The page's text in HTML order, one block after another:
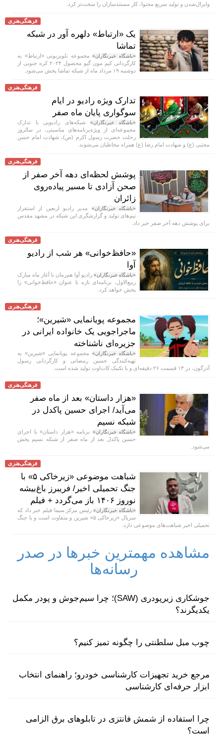
وایرال‌شدن و تولید سریع محتوا، کار مستندسازان را سخت‌تر کرد.
فرهنگی‌هنری
یک «ارتباط» دلهره آور در شبکه
تماشا
«باشگاه خبرنگاران»مجموعه تلویزیونی «ارتباط» به
کارگردانی کیم مون گیو محصول ۲۰۲۴ کره جنوبی از
دوشنبه ۱۹ مرداد ماه از شبکه تماشا پخش می‌شود.
فرهنگی‌هنری
تدارک ویژه رادیو در ایام
سوگواری پایان ماه صفر
«باشگاه خبرنگاران»شبکه‌های رادیویی با تدارک
مجموعه‌ای از ویژه‌برنامه‌های مناسبتی، در سالروز
رحلت حضرت رسول اکرم (ص)، شهادت امام حسن
مجتبی (ع) و شهادت امام رضا (ع) همراه مخاطبان می‌شوند.
فرهنگی‌هنری
پوشش لحظه‌ای دهه آخر صفر از
صحن آزادی تا مسیر پیاده‌روی
زائران
«باشگاه خبرنگاران» مدیر رادیو اربعین از استقرار
تیم‌های تولید و گزارشگری این شبکه در مشهد مقدس
برای پوشش دهه آخر صفر خبر داد.
فرهنگی‌هنری
«حافظ‌خوانی» هر شب از رادیو
آوا
«باشگاه خبرنگاران» رادیو آوا هم‌زمان با آغاز ماه مبارک
ربیع‌الاول، برنامه‌ای تازه با عنوان «حافظ‌خوانی» را
پخش خواهد کرد.
فرهنگی‌هنری
مجموعه پویانمایی «شیرین»؛
ماجراجویی یک خانواده ایرانی در
جزیره‌ای ناشناخته
«باشگاه خبرنگاران» مجموعه پویانمایی «شیرین» به
تهیه‌کنندگی حسین رمضانی و کارگردانی رسول
آذرگون، در ۱۳ قسمت ۲۶ دقیقه‌ای و با تکنیک کات‌اوت تولید شده است.
فرهنگی‌هنری
«هزار داستان» بعد از ماه صفر
می‌آید/ اجرای حسین پاکدل در
شبکه نسیم
«باشگاه خبرنگاران» برنامه «هزار داستان» با اجرای
حسین پاکدل بعد از ماه صفر از شبکه نسیم پخش
می‌شود.
فرهنگی‌هنری
شباهت موضوعی «زیرخاکی ۵» با
جنگ تحمیلی اخیر/ فریبرز باغ‌بیشه
نوروز ۱۴۰۶ باز می‌گردد + فیلم
«باشگاه خبرنگاران»رئیس مرکز سیما فیلم خبر داد که
سریال «زیرخاکی ۵» شیرین و متفاوت است و با جنگ
تحمیلی اخیر شباهت‌های موضوعی دارد.
مشاهده مهمترین خبرها در صدر
رسانه‌ها
جوشکاری زیرپودری (SAW)؛ چرا سیم‌جوش و پودر مکمل
یکدیگرند؟
چوب مبل سلطنتی را چگونه تمیز کنیم؟
مرجع خرید تجهیزات کارشناسی خودرو؛ راهنمای انتخاب
ابزار حرفه‌ای کارشناسی
چرا استفاده از شمش فانتزی در تابلوهای برق الزامی
است؟